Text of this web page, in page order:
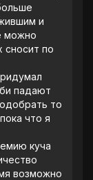
и
можно
сносит по
падают
то
что я
куча
возможно